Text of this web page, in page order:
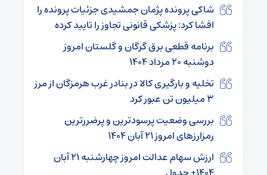
شاکی پرونده پژمان جمشیدی جزئیات پرونده را
افشا کرد: پزشکی قانونی تجاوز را تایید کرده
برنامه قطعی برق گرگان و گلستان امروز
دوشنبه ۲۰ مرداد ۱۴۰۴
تخلیه و بارگیری کالا در بنادر غرب هرمزگان از مرز
۳ میلیون تن عبور کرد
بررسی وضعیت پرسودترین و پرضررترین
رمزارزهای امروز ۲۱ آبان ۱۴۰۴
ارزش سهام عدالت امروز چهارشنبه ۲۱ آبان